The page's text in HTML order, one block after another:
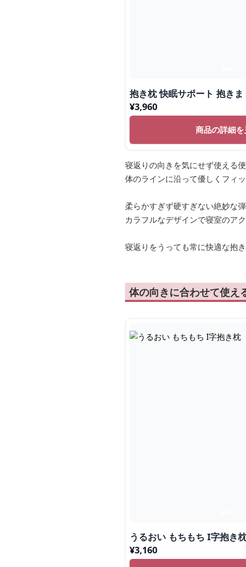
抱き枕 快眠サポート 抱きま
¥3,960
商品の詳細を
寝返りの向きを気にせず使える
体のラインに沿って優しくフィ
柔らかすぎず硬すぎない絶妙な
カラフルなデザインで寝室のア
寝返りをうっても常に快適な抱
体の向きに合わせて使え
うるおい もちもち I字抱き
¥3,160